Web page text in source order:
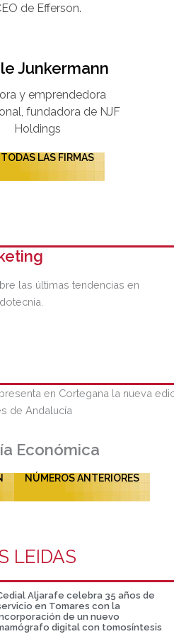
de Efferson.
Junkermann​
y emprendedora
fundadora de NJF
Holdings
TODAS LAS FIRMAS
las últimas tendencias en
Económica
NÚMEROS ANTERIORES
LEIDAS
Aljarafe celebra 35 años de
en Tomares con la
de un nuevo
digital con tomosíntesis